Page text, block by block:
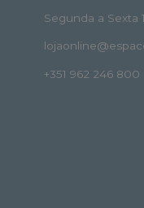
Segunda a Sexta
+351 962 246 800